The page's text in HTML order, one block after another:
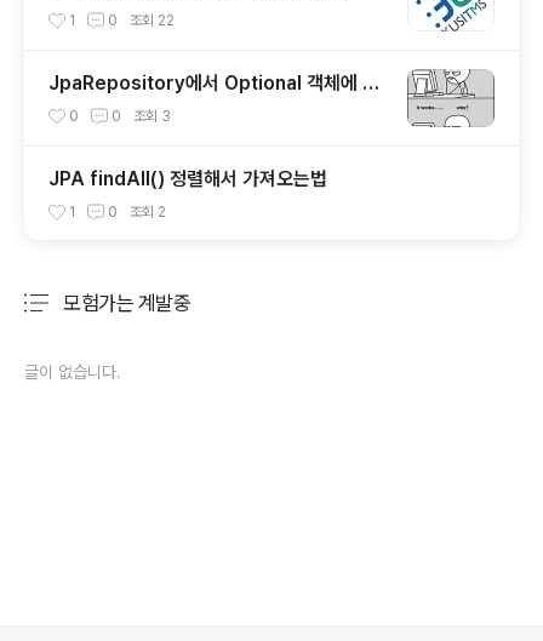
1 0 조회 22
JpaRepository에서 Optional 객체에 담
긴 정보 가져오기
0 0 조회 3
JPA findAll() 정렬해서 가져오는법
1 0 조회 2
모험가는 계발중
글이 없습니다.